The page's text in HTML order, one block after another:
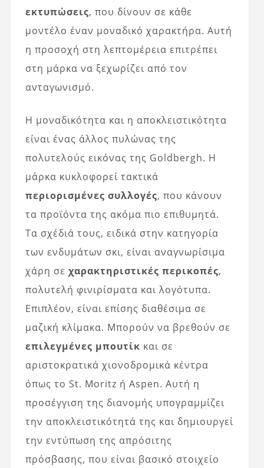
εκτυπώσεις, που δίνουν σε κάθε
μοντέλο έναν μοναδικό χαρακτήρα. Αυτή
η προσοχή στη λεπτομέρεια επιτρέπει
στη μάρκα να ξεχωρίζει από τον
ανταγωνισμό.
Η μοναδικότητα και η αποκλειστικότητα
είναι ένας άλλος πυλώνας της
πολυτελούς εικόνας της Goldbergh. Η
μάρκα κυκλοφορεί τακτικά
περιορισμένες συλλογές, που κάνουν
τα προϊόντα της ακόμα πιο επιθυμητά.
Τα σχέδιά τους, ειδικά στην κατηγορία
των ενδυμάτων σκι, είναι αναγνωρίσιμα
χάρη σε χαρακτηριστικές περικοπές,
πολυτελή φινιρίσματα και λογότυπα.
Επιπλέον, είναι επίσης διαθέσιμα σε
μαζική κλίμακα. Μπορούν να βρεθούν σε
επιλεγμένες μπουτίκ και σε
αριστοκρατικά χιονοδρομικά κέντρα
όπως το St. Moritz ή Aspen. Αυτή η
προσέγγιση της διανομής υπογραμμίζει
την αποκλειστικότητά της και δημιουργεί
την εντύπωση της απρόσιτης
πρόσβασης, που είναι βασικό στοιχείο